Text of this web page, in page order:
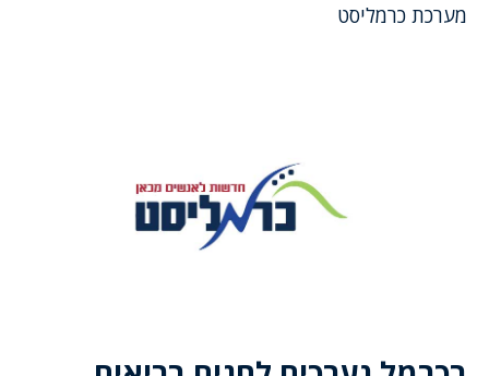
מערכת כרמליסט